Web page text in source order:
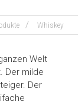
Whiskey
Welt
Der milde
Der